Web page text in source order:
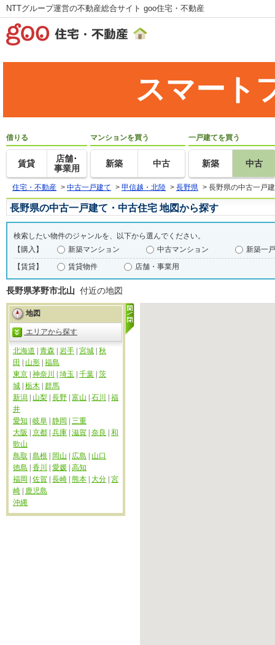
NTTグループ運営の不動産総合サイト goo住宅・不動産
スマート
借りる
賃貸
店舗･
事業用
マンションを買う
新築 中古
一戸建てを買う
新築 中古
住宅・不動産 > 中古一戸建て > 甲信越・北陸 > 長野県 > 長野県の中古一戸
長野県の中古一戸建て・中古住宅 地図から探す
検索したい物件のジャンルを、以下から選んでください。
【購入】
新築マンション 中古マンション
新築一
【賃貸】
賃貸物件 店舗・事業用
長野県茅野市北山 付近の地図
地図
エリアから探す
北海道 青森 岩手 宮城 秋
田
山形 福島
東京 神奈川 埼玉 千葉 茨
城 栃木 群馬
新潟
山梨 長野 富山 石川
福
井
愛知
岐阜 静岡
三重
大阪
京都 兵庫 滋賀 奈良
和
歌山
鳥取
島根 岡山 広島
山口
徳島
香川 愛媛 高知
福岡
佐賀 長崎 熊本 大分 宮
崎
鹿児島
沖縄